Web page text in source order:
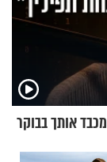
אותך בבוקר